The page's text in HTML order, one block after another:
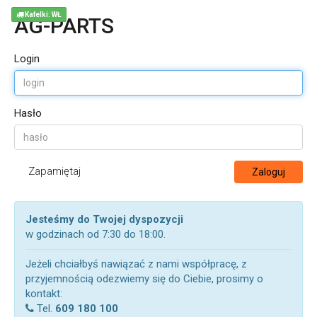
AG-PARTS
Login
Hasło
Zapamiętaj Zaloguj
Jesteśmy do Twojej dyspozycji
w godzinach od 7:30 do 18:00.
Jeżeli chciałbyś nawiązać z nami współpracę, z
przyjemnością odezwiemy się do Ciebie, prosimy o
kontakt:
Tel. 609 180 100
Kafelki: WŁ